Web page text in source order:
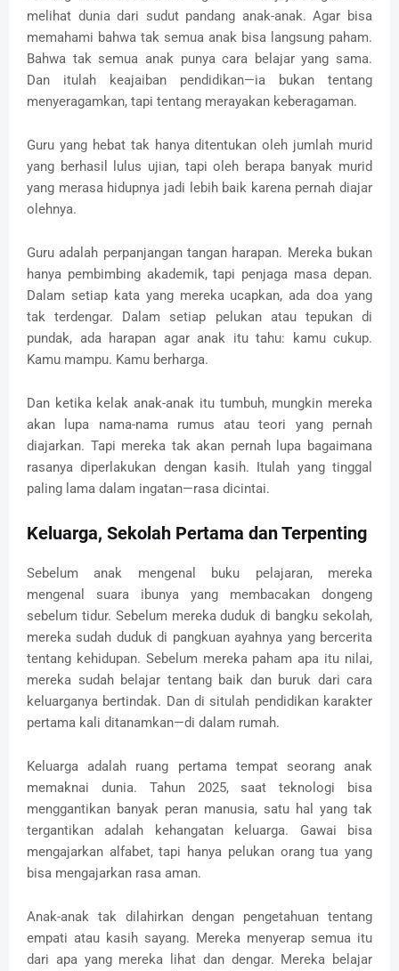
melihat dunia dari sudut pandang anak-anak. Agar bisa
memahami bahwa tak semua anak bisa langsung paham.
Bahwa tak semua anak punya cara belajar yang sama.
Dan itulah keajaiban pendidikan—ia bukan tentang
menyeragamkan, tapi tentang merayakan keberagaman.
Guru yang hebat tak hanya ditentukan oleh jumlah murid
yang berhasil lulus ujian, tapi oleh berapa banyak murid
yang merasa hidupnya jadi lebih baik karena pernah diajar
olehnya.
Guru adalah perpanjangan tangan harapan. Mereka bukan
hanya pembimbing akademik, tapi penjaga masa depan.
Dalam setiap kata yang mereka ucapkan, ada doa yang
tak terdengar. Dalam setiap pelukan atau tepukan di
pundak, ada harapan agar anak itu tahu: kamu cukup.
Kamu mampu. Kamu berharga.
Dan ketika kelak anak-anak itu tumbuh, mungkin mereka
akan lupa nama-nama rumus atau teori yang pernah
diajarkan. Tapi mereka tak akan pernah lupa bagaimana
rasanya diperlakukan dengan kasih. Itulah yang tinggal
paling lama dalam ingatan—rasa dicintai.
Keluarga, Sekolah Pertama dan Terpenting
Sebelum anak mengenal buku pelajaran, mereka
mengenal suara ibunya yang membacakan dongeng
sebelum tidur. Sebelum mereka duduk di bangku sekolah,
mereka sudah duduk di pangkuan ayahnya yang bercerita
tentang kehidupan. Sebelum mereka paham apa itu nilai,
mereka sudah belajar tentang baik dan buruk dari cara
keluarganya bertindak. Dan di situlah pendidikan karakter
pertama kali ditanamkan—di dalam rumah.
Keluarga adalah ruang pertama tempat seorang anak
memaknai dunia. Tahun 2025, saat teknologi bisa
menggantikan banyak peran manusia, satu hal yang tak
tergantikan adalah kehangatan keluarga. Gawai bisa
mengajarkan alfabet, tapi hanya pelukan orang tua yang
bisa mengajarkan rasa aman.
Anak-anak tak dilahirkan dengan pengetahuan tentang
empati atau kasih sayang. Mereka menyerap semua itu
dari apa yang mereka lihat dan dengar. Mereka belajar